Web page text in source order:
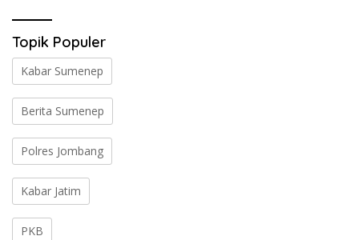
Topik Populer
Kabar Sumenep
Berita Sumenep
Polres Jombang
Kabar Jatim
PKB